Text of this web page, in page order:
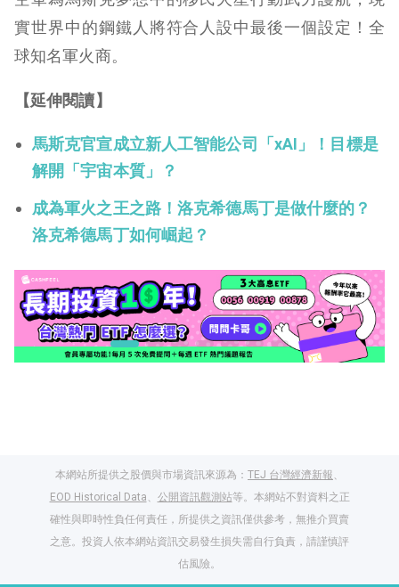
實世界中的鋼鐵人將符合人設中最後一個設定！全
球知名軍火商。
【延伸閱讀】
馬斯克官宣成立新人工智能公司「xAI」！目標是
解開「宇宙本質」？
成為軍火之王之路！洛克希德馬丁是做什麼的？
洛克希德馬丁如何崛起？
本網站所提供之股價與市場資訊來源為： TEJ 台灣經濟新報、
EOD Historical Data、 公開資訊觀測站等。本網站不對資料之正
確性與即時性負任何責任，所提供之資訊僅供參考，無推介買賣
之意。投資人依本網站資訊交易發生損失需自行負責，請謹慎評
估風險。